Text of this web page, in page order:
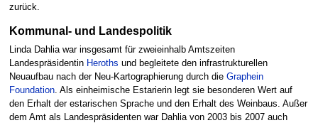
zurück.
Kommunal- und Landespolitik
Linda Dahlia war insgesamt für zweieinhalb Amtszeiten
Landespräsidentin Heroths und begleitete den infrastrukturellen
Neuaufbau nach der Neu-Kartographierung durch die Graphein
Foundation. Als einheimische Estarierin legt sie besonderen Wert auf
den Erhalt der estarischen Sprache und den Erhalt des Weinbaus. Außer
dem Amt als Landespräsidenten war Dahlia von 2003 bis 2007 auch